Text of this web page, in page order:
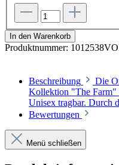
In den Warenkorb
Produktnummer:
Beschreibung
Die
Kollektion "The Farm"
Unisex tragbar. Durch
Bewertungen
Menü schließen